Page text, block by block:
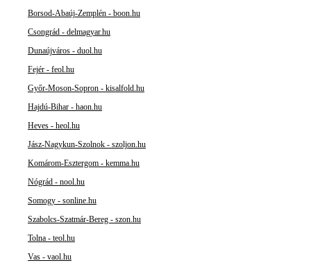
Borsod-Abaúj-Zemplén - boon.hu
Csongrád - delmagyar.hu
Dunaújváros - duol.hu
Fejér - feol.hu
Győr-Moson-Sopron - kisalfold.hu
Hajdú-Bihar - haon.hu
Heves - heol.hu
Jász-Nagykun-Szolnok - szoljon.hu
Komárom-Esztergom - kemma.hu
Nógrád - nool.hu
Somogy - sonline.hu
Szabolcs-Szatmár-Bereg - szon.hu
Tolna - teol.hu
Vas - vaol.hu